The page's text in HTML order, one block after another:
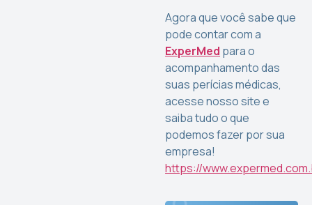
Agora que você sabe que
pode contar com a
ExperMed para o
acompanhamento das
suas perícias médicas,
acesse nosso site e
saiba tudo o que
podemos fazer por sua
empresa!
https://